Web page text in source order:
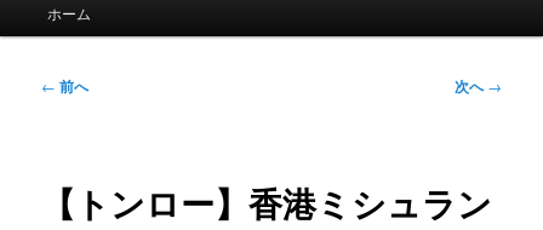
ホーム
投← 前へ 次へ→
【トンロー】香港ミシュラン